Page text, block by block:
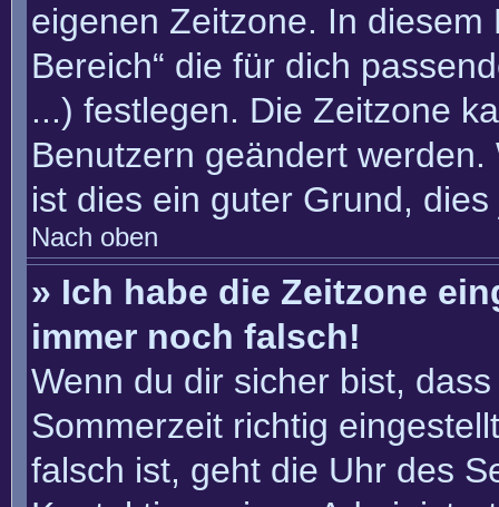
eigenen Zeitzone. In diesem
Bereich“ die für dich
...) festlegen. Die Zeitzone
Benutzern geändert
ist dies ein guter Grund,
Nach oben
» Ich habe die Zeitzone
immer noch falsch!
Wenn du dir sicher bist,
Sommerzeit richtig
falsch ist, geht die Uhr des